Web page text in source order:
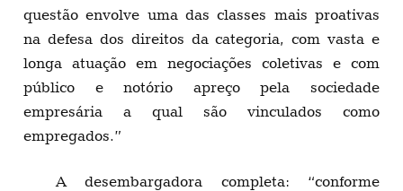
questão envolve uma das classes mais proativas
na defesa dos direitos da categoria, com vasta e
longa atuação em negociações coletivas e com
público e notório apreço pela sociedade
empresária a qual são vinculados como
empregados.”
A desembargadora completa: “conforme